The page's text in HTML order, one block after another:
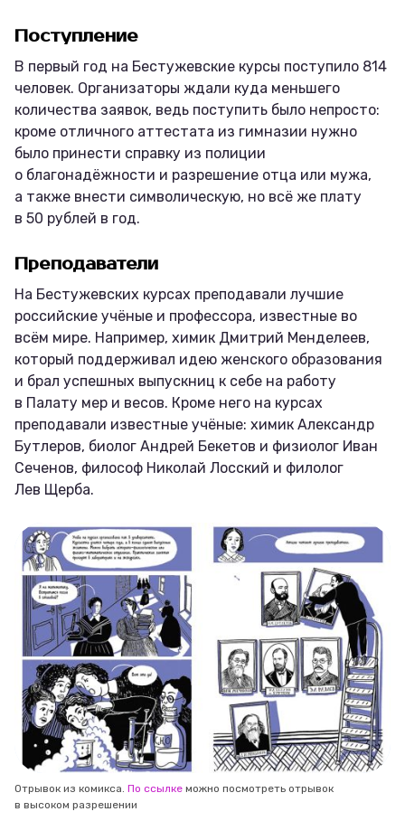
Поступление
В первый год на Бестужевские курсы поступило 814
человек. Организаторы ждали куда меньшего
количества заявок, ведь поступить было непросто:
кроме отличного аттестата из гимназии нужно
было принести справку из полиции
о благонадёжности и разрешение отца или мужа,
а также внести символическую, но всё же плату
в 50 рублей в год.
Преподаватели
На Бестужевских курсах преподавали лучшие
российские учёные и профессора, известные во
всём мире. Например, химик Дмитрий Менделеев,
который поддерживал идею женского образования
и брал успешных выпускниц к себе на работу
в Палату мер и весов. Кроме него на курсах
преподавали известные учёные: химик Александр
Бутлеров, биолог Андрей Бекетов и физиолог Иван
Сеченов, философ Николай Лосский и филолог
Лев Щерба.
Отрывок из комикса. По ссылке можно посмотреть отрывок
в высоком разрешении